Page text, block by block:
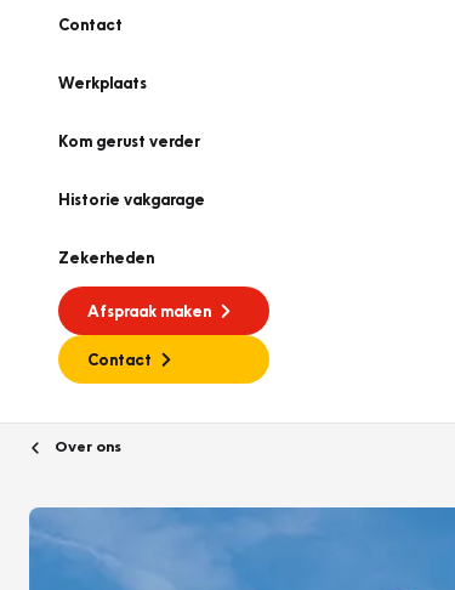
Contact
Werkplaats
Kom gerust verder
Historie vakgarage
Zekerheden
Afspraak maken
Contact
Over ons